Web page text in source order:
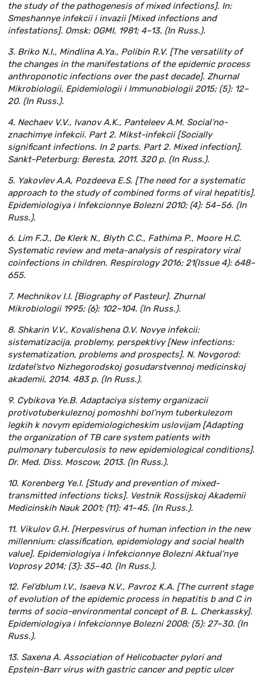
the study of the pathogenesis of mixed infections]. In:
Smeshannye infekcii i invazii [Mixed infections and
infestations]. Omsk: OGMI, 1981; 4–13. (In Russ.).
3. Briko N.I., Mindlina A.Ya., Polibin R.V. [The versatility of
the changes in the manifestations of the epidemic process
anthroponotic infections over the past decade]. Zhurnal
Mikrobiologii, Epidemiologii i Immunobiologii 2015; (5): 12–
20. (In Russ.).
4. Nechaev V.V., Ivanov A.K., Panteleev A.M. Social’no-
znachimye infekcii. Part 2. Mikst-infekcii [Socially
significant infections. In 2 parts. Part 2. Mixed infection].
Sankt-Peterburg: Beresta, 2011. 320 p. (In Russ.).
5. Yakovlev A.A, Pozdeeva E.S. [The need for a systematic
approach to the study of combined forms of viral hepatitis].
Epidemiologiya i Infekcionnye Bolezni 2010; (4): 54–56. (In
Russ.).
6. Lim F.J., De Klerk N., Blyth C.C., Fathima P., Moore H.C.
Systematic review and meta-analysis of respiratory viral
coinfections in children. Respirology 2016; 21(Issue 4): 648–
655.
7. Mechnikov I.I. [Biography of Pasteur]. Zhurnal
Mikrobiologii 1995; (6): 102–104. (In Russ.).
8. Shkarin V.V., Kovalishena O.V. Novye infekcii:
sistematizacija, problemy, perspektivy [New infections:
systematization, problems and prospects]. N. Novgorod:
Izdatel’stvo Nizhegorodskoj gosudarstvennoj medicinskoj
akademii, 2014. 483 p. (In Russ.).
9. Cybikova Ye.B. Adaptaciya sistemy organizacii
protivotuberkuleznoj pomoshhi bol’nym tuberkulezom
legkih k novym epidemiologicheskim uslovijam [Adapting
the organization of TB care system patients with
pulmonary tuberculosis to new epidemiological conditions].
Dr. Med. Diss. Moscow, 2013. (In Russ.).
10. Korenberg Ye.I. [Study and prevention of mixed-
transmitted infections ticks]. Vestnik Rossijskoj Akademii
Medicinskih Nauk 2001; (11): 41–45. (In Russ.).
11. Vikulov G.H. [Herpesvirus of human infection in the new
millennium: classification, epidemiology and social health
value]. Epidemiologiya i Infekcionnye Bolezni Aktual’nye
Voprosy 2014; (3): 35–40. (In Russ.).
12. Fel’dblum I.V., Isaeva N.V., Pavroz K.A. [Тhe current stage
of evolution of the epidemic process in hepatitis b and C in
terms of socio-environmental concept of B. L. Cherkassky].
Epidemiologiya i Infekcionnye Bolezni 2008; (5): 27–30. (In
Russ.).
13. Saxena A. Association of Helicobacter pylori and
Epstein-Barr virus with gastric cancer and peptic ulcer